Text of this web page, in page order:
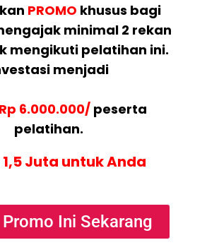
PROMO khusus bagi
minimal 2 rekan
mengikuti pelatihan ini.
menjadi
6.000.000/ peserta
pelatihan.
1,5 Juta untuk Anda
Ini Sekarang